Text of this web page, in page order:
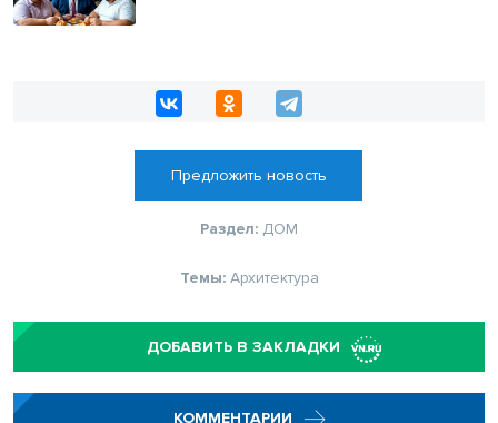
Предложить новость
Раздел: ДОМ
Темы: Архитектура
ДОБАВИТЬ В ЗАКЛАДКИ
КОММЕНТАРИИ